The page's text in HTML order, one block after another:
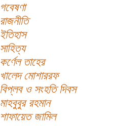
গবেষণা
রাজনীতি
ইতিহাস
সাহিত্য
কর্ণেল তাহের
খালেদ মোশাররফ
বিপ্লব ও সংহতি দিবস
মাহবুবুর রহমান
শাফায়েত জামিল